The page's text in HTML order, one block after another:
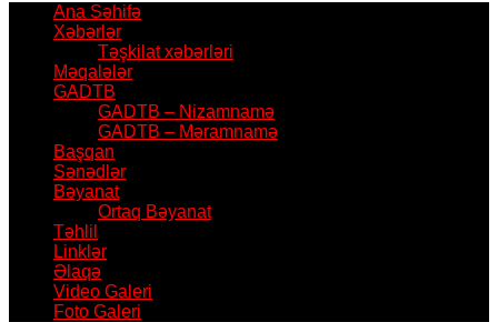
Ana Səhifə
Xəbərlər
Təşkilat xəbərləri
Məqalələr
GADTB
GADTB – Nizamnamə
GADTB – Məramnamə
Başqan
Sənədlər
Bəyanat
Ortaq Bəyanat
Təhlil
Linklər
Əlaqə
Video Galeri
Foto Galeri